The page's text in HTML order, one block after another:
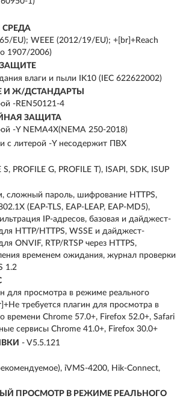
EU); WEEE (2012/19/EU); +[br]+Reach
1907/2006)
влаги и пыли IK10 (IEC 622622002)
И Ж/ДСТАНДАРТЫ
-REN50121-4
ЗАЩИТА
-Y NEMA4X(NEMA 250-2018)
с литерой -Y несодержит ПВХ
PROFILE G, PROFILE T), ISAPI, SDK, ISUP
сложный пароль, шифрование HTTPS,
(EAP-TLS, EAP-LEAP, EAP-MD5),
IP-адресов, базовая и дайджест-
HTTP/HTTPS, WSSE и дайджест-
ONVIF, RTP/RTSP через HTTPS,
временем ожидания, журнал проверки
1.2
для просмотра в режиме реального
требуется плагин для просмотра в
времени Chrome 57.0+, Firefox 52.0+, Safari
сервисы Chrome 41.0+, Firefox 30.0+
- V5.5.121
iVMS-4200, Hik-Connect,
ПРОСМОТР В РЕЖИМЕ РЕАЛЬНОГО